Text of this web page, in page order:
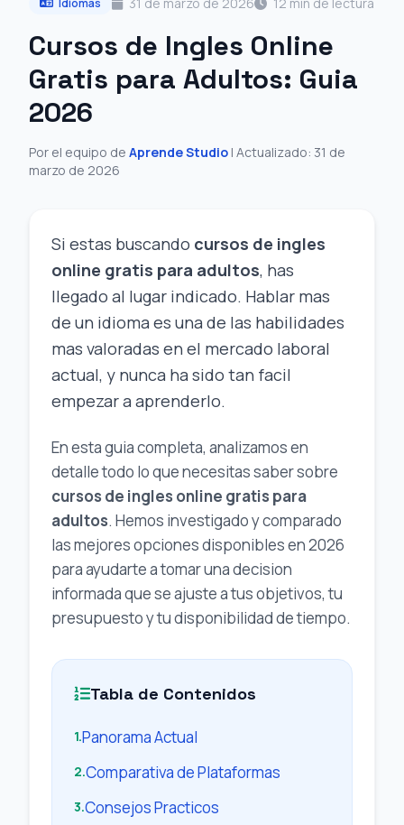
Idiomas
Cursos de Ingles Online
Gratis para Adultos: Guia
2026
Por el equipo de Aprende Studio | Actualizado: 31 de
marzo de 2026
Si estas buscando cursos de ingles
online gratis para adultos, has
llegado al lugar indicado. Hablar mas
de un idioma es una de las habilidades
mas valoradas en el mercado laboral
actual, y nunca ha sido tan facil
empezar a aprenderlo.
En esta guia completa, analizamos en
detalle todo lo que necesitas saber sobre
cursos de ingles online gratis para
adultos. Hemos investigado y comparado
las mejores opciones disponibles en 2026
para ayudarte a tomar una decision
informada que se ajuste a tus objetivos, tu
presupuesto y tu disponibilidad de tiempo.
Tabla de Contenidos
1.Panorama Actual
2.Comparativa de Plataformas
3.Consejos Practicos